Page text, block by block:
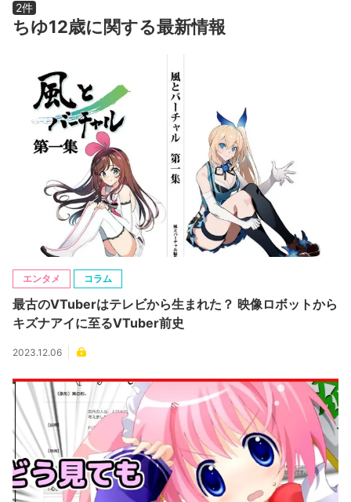
2件
ちゆ12歳に関する最新情報
エンタメ コラム
最古のVTuberはテレビから生まれた？ 映像ロボットから
キズナアイに至るVTuber前史
2023.12.06